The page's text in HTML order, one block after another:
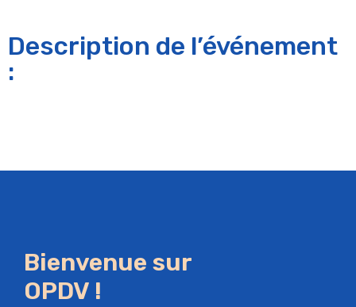
Description de l’événement
:
Bienvenue sur
OPDV !